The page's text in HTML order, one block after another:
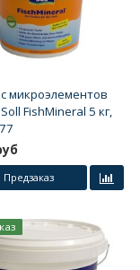
микроэлементов
FishMineral 5 кг,
Предзаказ